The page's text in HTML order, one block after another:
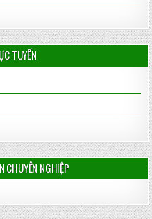
TUYẾN
CHUYÊN NGHIỆP